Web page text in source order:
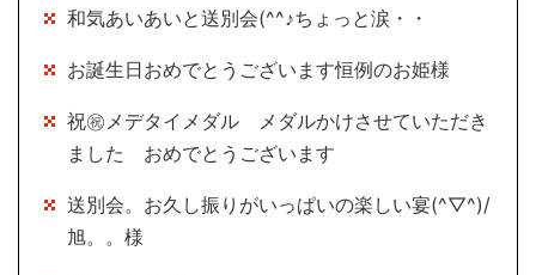
和気あいあいと送別会(^^♪ちょっと涙・・
お誕生日おめでとうございます恒例のお姫様
祝㊗メデタイメダル メダルかけさせていただき
ました おめでとうございます
送別会。お久し振りがいっぱいの楽しい宴(^▽^)/
旭。。様